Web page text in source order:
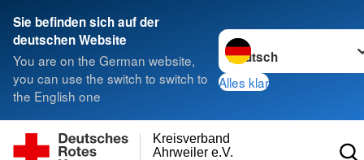
Sie befinden sich auf der
deutschen Website
You are on the German website,
you can use the switch to switch to
the English one
Sprache wechseln zu
Alles klar
Ahrweiler e.V.
Kreisverband